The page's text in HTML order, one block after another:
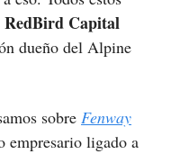
RedBird Capital
dueño del Alpine
sobre Fenway
empresario ligado a